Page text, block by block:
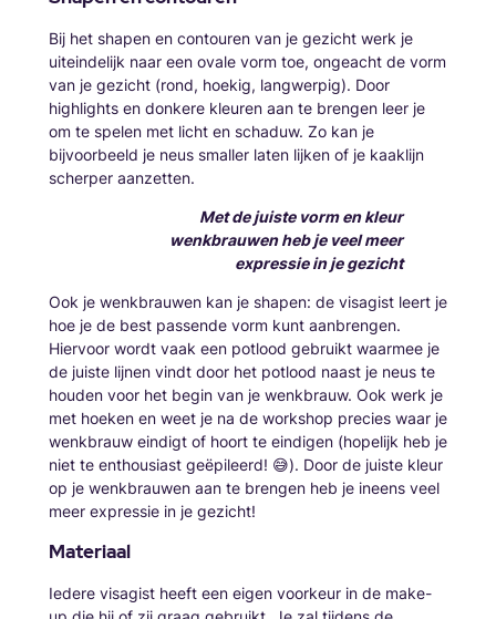
Bij het shapen en contouren van je gezicht werk je
uiteindelijk naar een ovale vorm toe, ongeacht de vorm
van je gezicht (rond, hoekig, langwerpig). Door
highlights en donkere kleuren aan te brengen leer je
om te spelen met licht en schaduw. Zo kan je
bijvoorbeeld je neus smaller laten lijken of je kaaklijn
scherper aanzetten.
Met de juiste vorm en kleur
wenkbrauwen heb je veel meer
expressie in je gezicht
Ook je wenkbrauwen kan je shapen: de visagist leert je
hoe je de best passende vorm kunt aanbrengen.
Hiervoor wordt vaak een potlood gebruikt waarmee je
de juiste lijnen vindt door het potlood naast je neus te
houden voor het begin van je wenkbrauw. Ook werk je
met hoeken en weet je na de workshop precies waar je
wenkbrauw eindigt of hoort te eindigen (hopelijk heb je
niet te enthousiast geëpileerd! 😅). Door de juiste kleur
op je wenkbrauwen aan te brengen heb je ineens veel
meer expressie in je gezicht!
Materiaal
Iedere visagist heeft een eigen voorkeur in de make-